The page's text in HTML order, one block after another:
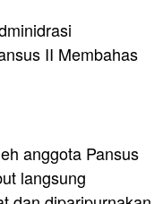
II Membahas
anggota Pansus
langsung